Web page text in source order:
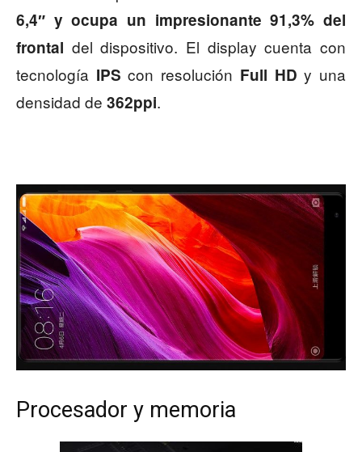
6,4″ y ocupa un impresionante 91,3% del
frontal del dispositivo. El display cuenta con
tecnología IPS con resolución Full HDy una
densidad de 362ppi.
Procesador y memoria